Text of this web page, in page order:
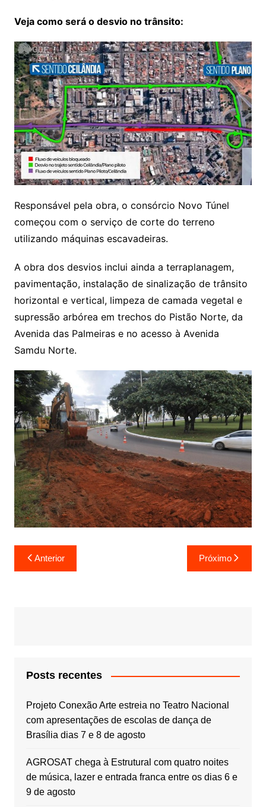
Veja como será o desvio no trânsito:
Responsável pela obra, o consórcio Novo Túnel
começou com o serviço de corte do terreno
utilizando máquinas escavadeiras.
A obra dos desvios inclui ainda a terraplanagem,
pavimentação, instalação de sinalização de trânsito
horizontal e vertical, limpeza de camada vegetal e
supressão arbórea em trechos do Pistão Norte, da
Avenida das Palmeiras e no acesso à Avenida
Samdu Norte.
Navegação
de
Anterior Próximo
Posts recentes
Projeto Conexão Arte estreia no Teatro Nacional
com apresentações de escolas de dança de
Brasília dias 7 e 8 de agosto
AGROSAT chega à Estrutural com quatro noites
de música, lazer e entrada franca entre os dias 6 e
9 de agosto